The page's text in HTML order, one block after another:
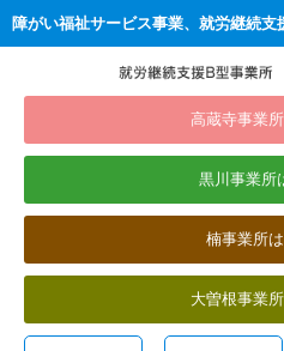
障がい福祉サービス事業、就労継続
高蔵寺事業
黒川事業所
楠事業所
大曽根事業